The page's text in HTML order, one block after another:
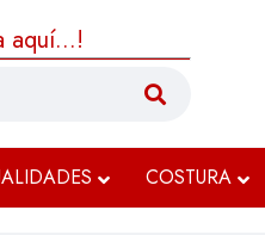
aquí...!
COSTURA